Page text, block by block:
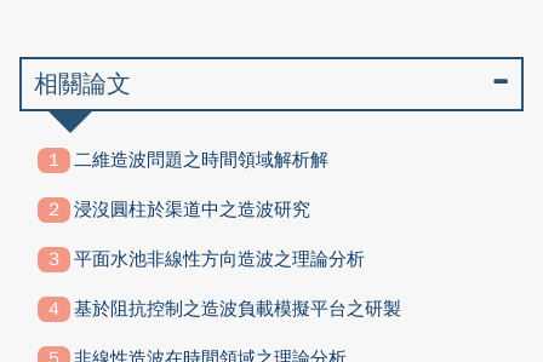
相關論文
二維造波問題之時間領域解析解
浸沒圓柱於渠道中之造波研究
平面水池非線性方向造波之理論分析
基於阻抗控制之造波負載模擬平台之研製